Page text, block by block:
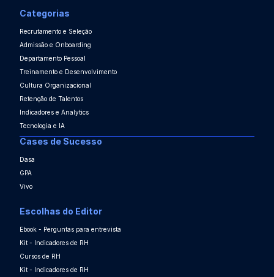
Categorias
Recrutamento e Seleção
Admissão e Onboarding
Departamento Pessoal
Treinamento e Desenvolvimento
Cultura Organizacional
Retenção de Talentos
Indicadores e Analytics
Tecnologia e IA
Cases de Sucesso
Dasa
GPA
Vivo
Escolhas do Editor
Ebook - Perguntas para entrevista
Kit - Indicadores de RH
Cursos de RH
Kit - Indicadores de RH